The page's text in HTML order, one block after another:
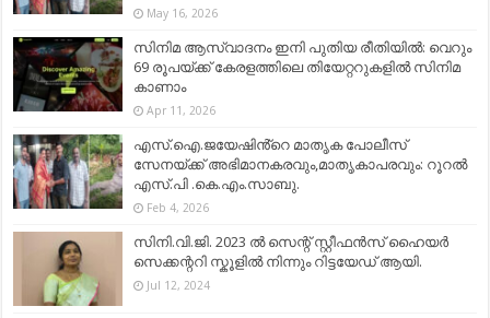
May 16, 2026
സിനിമ ആസ്വാദനം ഇനി പുതിയ രീതിയിൽ: വെറും
69 രൂപയ്ക്ക് കേരളത്തിലെ തിയേറ്ററുകളിൽ സിനിമ
കാണാം
Apr 11, 2026
എസ്.ഐ.ജയേഷിൻ്റെ മാതൃക പോലീസ്
സേനയ്ക്ക് അഭിമാനകരവും,മാതൃകാപരവും: റൂറൽ
എസ്.പി .കെ.എം.സാബു.
Feb 4, 2026
സിനി.വി.ജി. 2023 ൽ സെന്റ് സ്റ്റീഫൻസ് ഹൈയർ
സെക്കന്ററി സ്കൂളിൽ നിന്നും റിട്ടയേഡ് ആയി.
Jul 12, 2024